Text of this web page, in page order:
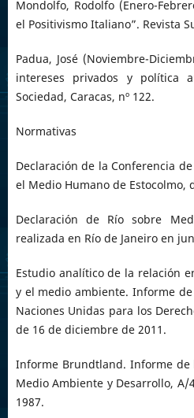
Mondolfo, Rodolfo (Enero-
el Positivismo Italiano”. Revista
Padua, José (Noviembre-
intereses privados y política
Sociedad, Caracas, nº 122.
Normativas
Declaración de la Conferencia
el Medio Humano de Estocolmo,
Declaración de Río sobre
realizada en Río de Janeiro en
Estudio analítico de la relación
y el medio ambiente. Informe
Naciones Unidas para los
de 16 de diciembre de 2011.
Informe Brundtland. Informe de
Medio Ambiente y Desarrollo,
1987.